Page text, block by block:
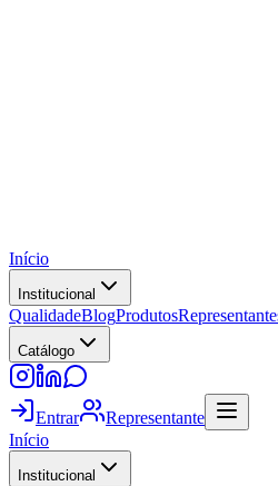
Início
Institucional
QualidadeBlogProdutos
Catálogo
Entrar
Representante
Início
Institucional